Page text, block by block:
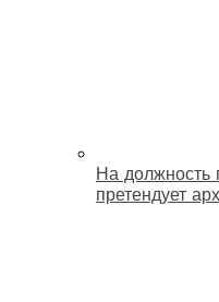
На должность
претендует